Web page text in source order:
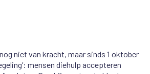
niet van kracht, maar sinds 1 oktober
’: mensen diehulp accepteren